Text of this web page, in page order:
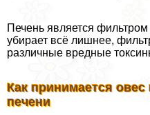
Печень является
убирает всё лишнее,
различные вредные
Как принимается
печени